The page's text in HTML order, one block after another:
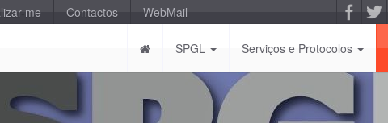
me Contactos WebMail
SPGL Serviços e Protocolos